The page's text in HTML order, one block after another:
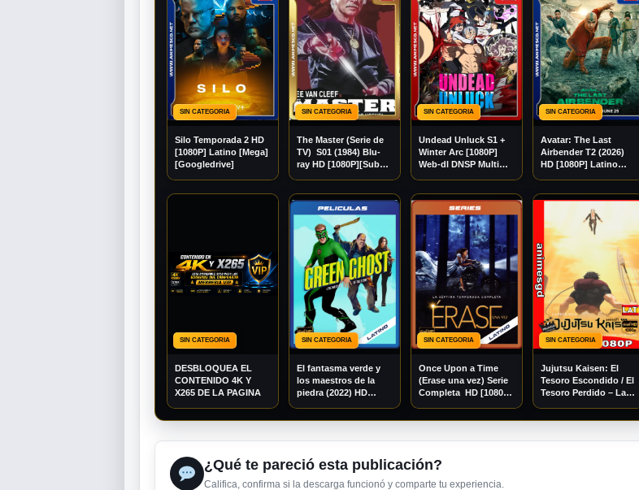
SIN CATEGORIA
Silo Temporada 2 HD
[1080P] Latino [Mega]
[Googledrive]
SIN CATEGORIA
The Master (Serie de
TV) S01 (1984) Blu-
ray HD [1080P][Sub
SIN CATEGORIA
Undead Unluck S1 +
Winter Arc [1080P]
Web-dl DNSP Multi
SIN CATEGORIA
Avatar: The Last
Airbender T2 (2026)
HD [1080P] Latino
SIN CATEGORIA
DESBLOQUEA EL
CONTENIDO 4K Y
X265 DE LA PAGINA
SIN CATEGORIA
El fantasma verde y
los maestros de la
piedra (2022) HD
SIN CATEGORIA
Once Upon a Time
(Erase una vez) Serie
Completa HD [1080P]
SIN CATEGORIA
Jujutsu Kaisen: El
Tesoro Escondido / El
Tesoro Perdido – La
¿Qué te pareció esta publicación?
Califica, confirma si la descarga funcionó y comparte tu experiencia.